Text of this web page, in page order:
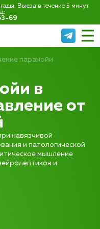
Выезд в течение 5 минут
69
паранойи
в
от
навязчивой
и патологической
мышление
и